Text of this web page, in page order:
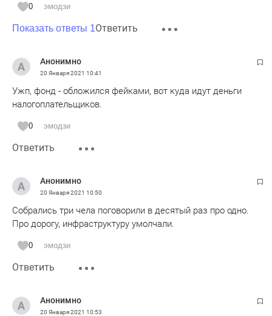
0 эмодзи
Показать ответы 1Ответить
Анонимно
20 Января 2021 10:41
Ужп, фонд - обложился фейками, вот куда идут деньги
налогоплательщиков.
0 эмодзи
Ответить
Анонимно
20 Января 2021 10:50
Собрались три чела поговорили в десятый раз про одно.
Про дорогу, инфраструктуру умолчали.
0 эмодзи
Ответить
Анонимно
20 Января 2021 10:53